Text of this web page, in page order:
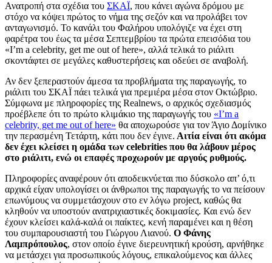
Ανατροπή στα σχέδια του ΣΚΑΪ, που κάνει αγώνα δρόμου με
στόχο να κόψει πρώτος το νήμα της σεζόν και να προλάβει τον
ανταγωνισμό. Το κανάλι του Φαλήρου υπολόγιζε να έχει στη
φαρέτρα του έως τα μέσα Σεπτεμβρίου τα πρώτα επεισόδια του
«I’m a celebrity, get me out of here», αλλά τελικά το ριάλιτι
σκοντάφτει σε μεγάλες καθυστερήσεις και οδεύει σε αναβολή.
Αν δεν ξεπεραστούν άμεσα τα προβλήματα της παραγωγής, το
ριάλιτι του ΣΚΑΪ πάει τελικά για πρεμιέρα μέσα στον Οκτώβριο.
Σύμφωνα με πληροφορίες της Realnews, ο αρχικός σχεδιασμός
προέβλεπε ότι το πρώτο κλιμάκιο της παραγωγής του «I’m a
celebrity, get me out of here» θα αποχωρούσε για τον Άγιο Δομίνικο
την περασμένη Τετάρτη, κάτι που δεν έγινε. Αιτία είναι ότι ακόμα
δεν έχει κλείσει η ομάδα των celebrities που θα λάβουν μέρος
στο ριάλιτι, ενώ οι επαφές προχωρούν με αργούς ρυθμούς.
Πληροφορίες αναφέρουν ότι αποδεικνύεται πιο δύσκολο απ’ ό,τι
αρχικά είχαν υπολογίσει οι άνθρωποι της παραγωγής το να πείσουν
επωνύμους να συμμετάσχουν στο εν λόγω project, καθώς θα
κληθούν να υποστούν ανατριχιαστικές δοκιμασίες. Και ενώ δεν
έχουν κλείσει καλά-καλά οι παίκτες, κενή παραμένει και η θέση
του συμπαρουσιαστή του Γιώργου Λιανού. Ο Φάνης
Λαμπρόπουλος, στον οποίο έγινε διερευνητική κρούση, αρνήθηκε
να μετάσχει για προσωπικούς λόγους, επικαλούμενος και άλλες